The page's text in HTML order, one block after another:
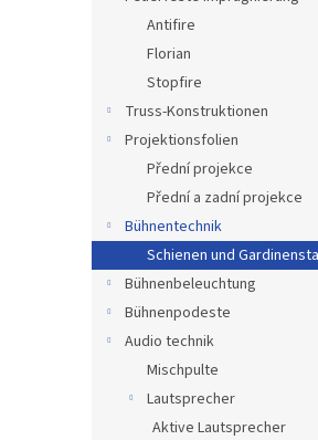
Antifire
Florian
Stopfire
Truss-Konstruktionen
Projektionsfolien
Přední projekce
Přední a zadní projekce
Bühnentechnik
Schienen und
Bühnenbeleuchtung
Bühnenpodeste
Audio technik
Mischpulte
Lautsprecher
Aktive Lautsprecher